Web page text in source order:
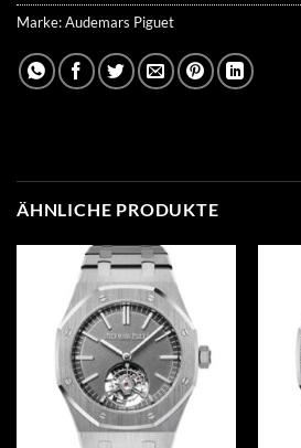
Marke:Audemars Piguet
ÄHNLICHE PRODUKTE